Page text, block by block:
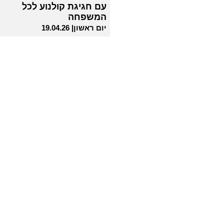
עם חגיגת קולנוע לכל
המשפחה
יום ראשון| 19.04.26